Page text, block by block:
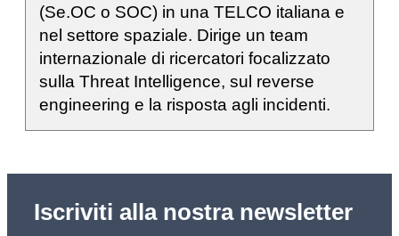
(Se.OC o SOC) in una TELCO italiana e
nel settore spaziale. Dirige un team
internazionale di ricercatori focalizzato
sulla Threat Intelligence, sul reverse
engineering e la risposta agli incidenti.
Iscriviti alla nostra newsletter